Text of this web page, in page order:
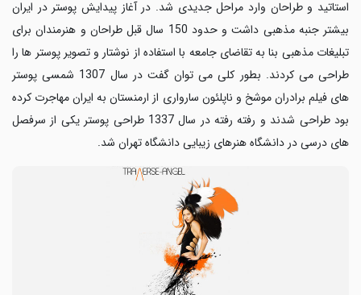
استاتید و طراحان وارد مراحل جدیدی شد. در آغاز پیدایش پوستر در ایران
بیشتر جنبه مذهبی داشت و حدود 150 سال قبل طراحان و هنرمندان برای
تبلیغات مذهبی بنا به تقاضای جامعه با استفاده از نوشتار و تصویر پوستر ها را
طراحی می کردند. بطور کلی می توان گفت در سال 1307 شمسی پوستر
های فیلم برادران موشخ و ناپلئون سارواری از ارمنستان به ایران مهاجرت کرده
بود طراحی شدند و رفته رفته در سال 1337 طراحی پوستر یکی از سرفصل
های درسی در دانشگاه هنرهای زیبایی دانشگاه تهران شد.